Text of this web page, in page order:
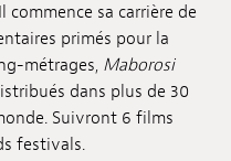
commence sa carrière de
primés pour la
métrages, Maborosi
dans plus de 30
Suivront 6 films
festivals.